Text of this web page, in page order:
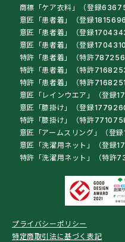
商標「ケア衣料」（登録
意匠「患者着」（登録1815696
意匠「患者着」（登録
意匠「患者着」（登録1704310
特許「患者着」（特許
特許「患者着」（特許
特許「患者着」（特許7168251
意匠「レインウエア」（登録
意匠「膝掛け」（登録
特許「膝掛け」（特許
意匠「アームスリング」（登
意匠「洗濯用ネット」（登
特許「洗濯用ネット」（特許
プライバシーポリシー
特定商取引法に基づく表記